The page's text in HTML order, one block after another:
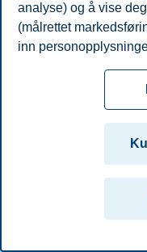
Bergen Trondheim
analyse) og å vise
(målrettet
inn
cookies som er
fungere, kan du
samtykke ved å
Les mer om våre
opplysninger vi
for
eller trekke tilbake